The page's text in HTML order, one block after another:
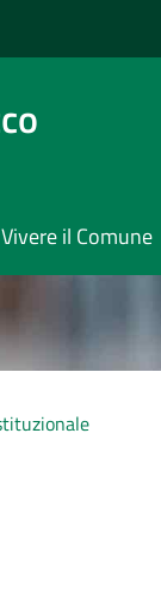
Vivere il Comune